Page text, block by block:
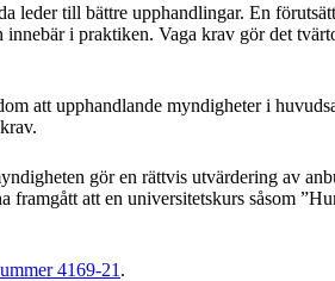
leder till bättre upphandlingar. En
i praktiken. Vaga krav gör det
att upphandlande myndigheter i
gör en rättvis utvärdering av
att en universitetskurs såsom
4169-21 .